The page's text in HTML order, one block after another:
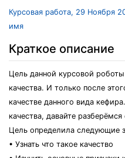
Курсовая работа, 29 Ноября
имя
Краткое описание
Цель данной курсовой
качества. И только после
качестве данного вида
качества, давайте
Цель определила следующие
• Узнать что такое качество